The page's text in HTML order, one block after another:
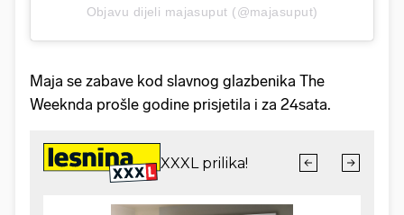
Objavu dijeli majasuput (@majasuput)
Maja se zabave kod slavnog glazbenika The
Weeknda prošle godine prisjetila i za 24sata.